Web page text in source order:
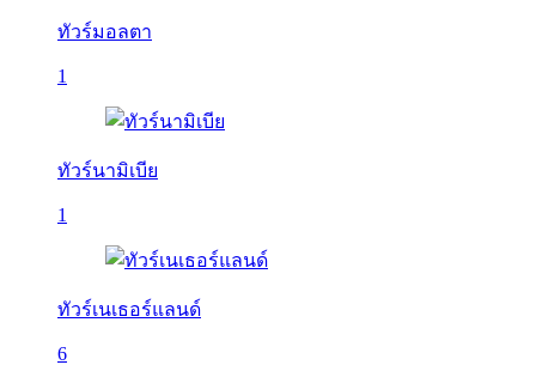
ทัวร์มอลตา
1
ทัวร์นามิเบีย
1
ทัวร์เนเธอร์แลนด์
6